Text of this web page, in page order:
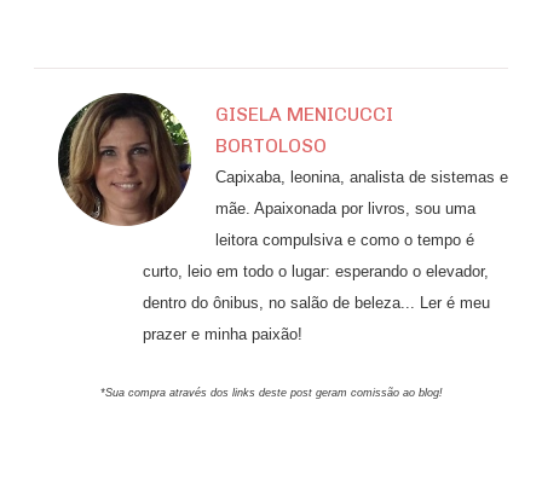
GISELA MENICUCCI
BORTOLOSO
Capixaba, leonina, analista de sistemas e
mãe. Apaixonada por livros, sou uma
leitora compulsiva e como o tempo é
curto, leio em todo o lugar: esperando o elevador,
dentro do ônibus, no salão de beleza... Ler é meu
prazer e minha paixão!
*Sua compra através dos links deste post geram comissão ao blog!